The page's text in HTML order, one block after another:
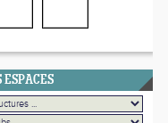
ESPACES